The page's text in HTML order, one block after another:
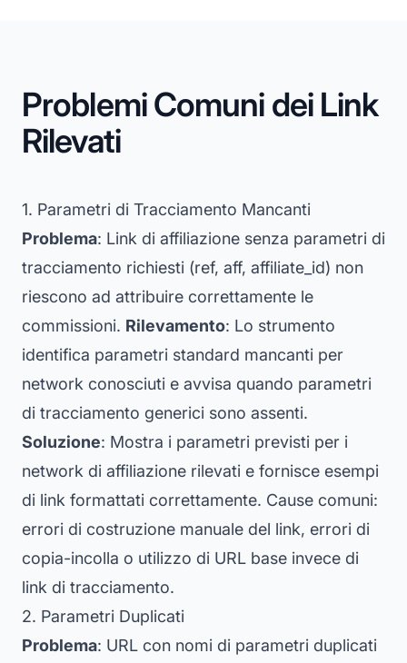
Problemi Comuni dei Link
Rilevati
1. Parametri di Tracciamento Mancanti
Problema: Link di affiliazione senza parametri di
tracciamento richiesti (ref, aff, affiliate_id) non
riescono ad attribuire correttamente le
commissioni. Rilevamento: Lo strumento
identifica parametri standard mancanti per
network conosciuti e avvisa quando parametri
di tracciamento generici sono assenti.
Soluzione: Mostra i parametri previsti per i
network di affiliazione rilevati e fornisce esempi
di link formattati correttamente. Cause comuni:
errori di costruzione manuale del link, errori di
copia-incolla o utilizzo di URL base invece di
link di tracciamento.
2. Parametri Duplicati
Problema: URL con nomi di parametri duplicati